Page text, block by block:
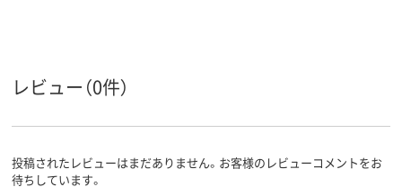
レビュー（0件）
投稿されたレビューはまだありません。お客様のレビューコメントをお
待ちしています。